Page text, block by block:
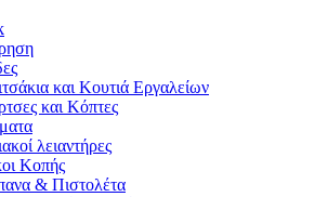
και Κουτιά Εργαλείων
και Κόπτες
λειαντήρες
Κοπής
& Πιστολέτα